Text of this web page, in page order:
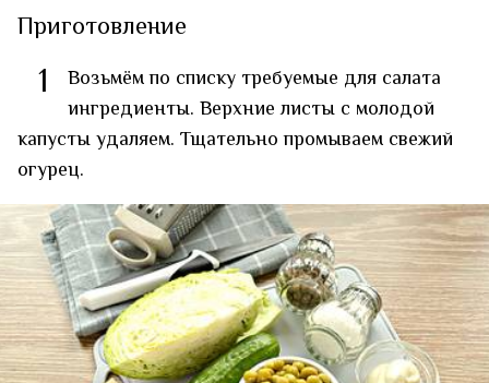
Приготовление
1
Возьмём по списку требуемые для салата
ингредиенты. Верхние листы с молодой
капусты удаляем. Тщательно промываем свежий
огурец.